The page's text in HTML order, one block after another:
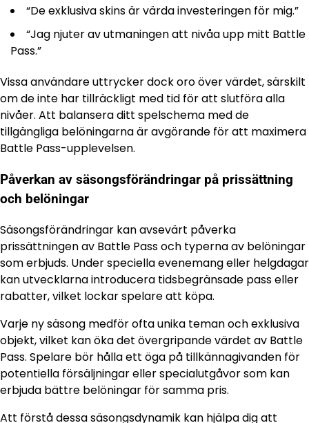
“De exklusiva skins är värda investeringen för mig.”
“Jag njuter av utmaningen att nivåa upp mitt Battle
Pass.”
Vissa användare uttrycker dock oro över värdet, särskilt
om de inte har tillräckligt med tid för att slutföra alla
nivåer. Att balansera ditt spelschema med de
tillgängliga belöningarna är avgörande för att maximera
Battle Pass-upplevelsen.
Påverkan av säsongsförändringar på prissättning
och belöningar
Säsongsförändringar kan avsevärt påverka
prissättningen av Battle Pass och typerna av belöningar
som erbjuds. Under speciella evenemang eller helgdagar
kan utvecklarna introducera tidsbegränsade pass eller
rabatter, vilket lockar spelare att köpa.
Varje ny säsong medför ofta unika teman och exklusiva
objekt, vilket kan öka det övergripande värdet av Battle
Pass. Spelare bör hålla ett öga på tillkännagivanden för
potentiella försäljningar eller specialutgåvor som kan
erbjuda bättre belöningar för samma pris.
Att förstå dessa säsongsdynamik kan hjälpa dig att